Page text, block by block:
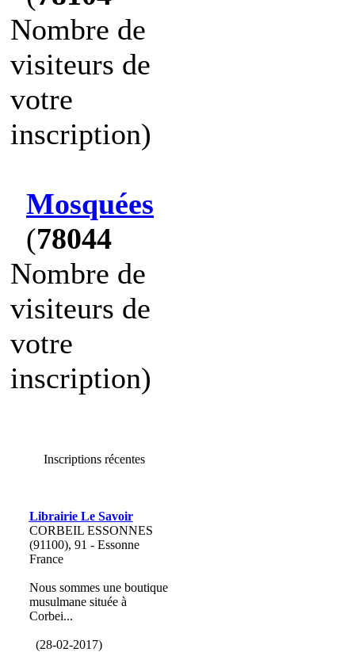
Nombre de
visiteurs de
votre
inscription)
Mosquées
(78044
Nombre de
visiteurs de
votre
inscription)
Inscriptions récentes
Librairie Le Savoir
CORBEIL ESSONNES
(91100), 91 - Essonne
France
Nous sommes une boutique
musulmane située à
Corbei...
(28-02-2017)